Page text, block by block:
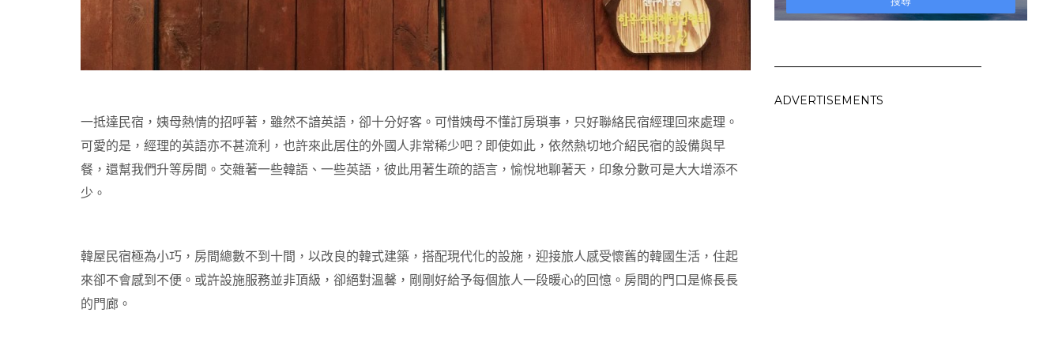
一抵達民宿，姨母熱情的招呼著，雖然不諳英語，卻十分好客。可惜姨母不懂訂房瑣事，只好聯絡民宿經理回來處理。
可愛的是，經理的英語亦不甚流利，也許來此居住的外國人非常稀少吧？即使如此，依然熱切地介紹民宿的設備與早
餐，還幫我們升等房間。交雜著一些韓語、一些英語，彼此用著生疏的語言，愉悅地聊著天，印象分數可是大大增添不
少。
韓屋民宿極為小巧，房間總數不到十間，以改良的韓式建築，搭配現代化的設施，迎接旅人感受懷舊的韓國生活，住起
來卻不會感到不便。或許設施服務並非頂級，卻絕對溫馨，剛剛好給予每個旅人一段暖心的回憶。 房間的門口是條長長
的門廊。
ADVERTISEMENTS